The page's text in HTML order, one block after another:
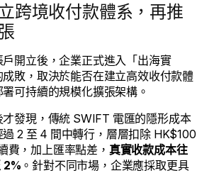
跨境收付款體系，再推
開立後，企業正式進入「出海實
敗，取決於能否在建立高效收付款體
可持續的規模化擴張架構。
發現，傳統 SWIFT 電匯的隱形成本
2 至 4 間中轉行，層層扣除 HK$100
費，加上匯率點差， 真實收款成本往
2% 。針對不同市場，企業應採取更具